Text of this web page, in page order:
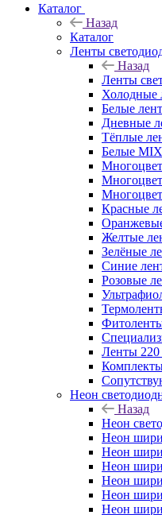
Каталог
Назад
Каталог
Ленты
Назад
Ленты
Холодные
Белые
Дневные
Тёплые
Белые
Красные
Желтые
Зелёные
Синие
Розовые
Ленты 220
Неон
Назад
Неон
Неон
Неон
Неон
Неон
Неон
Неон